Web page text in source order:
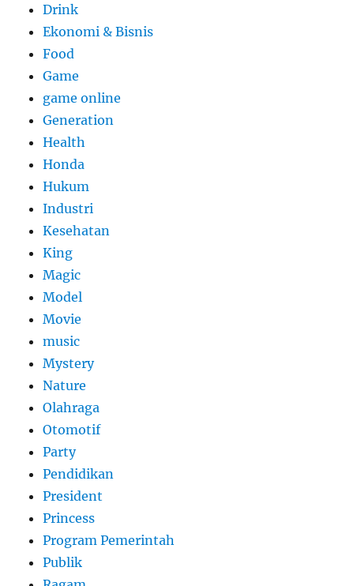
Drink
Ekonomi & Bisnis
Food
Game
game online
Generation
Health
Honda
Hukum
Industri
Kesehatan
King
Magic
Model
Movie
music
Mystery
Nature
Olahraga
Otomotif
Party
Pendidikan
President
Princess
Program Pemerintah
Publik